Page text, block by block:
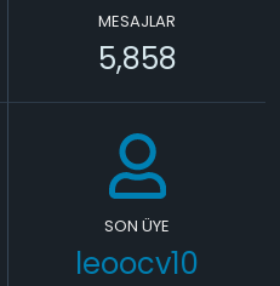
MESAJLAR
5,858
SON ÜYE
leoocv10